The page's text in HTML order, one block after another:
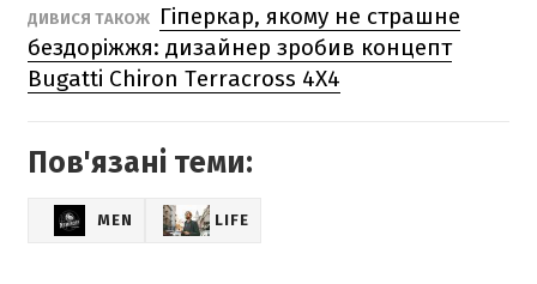
ДИВИСЯ ТАКОЖ
Гіперкар, якому не страшне
бездоріжжя: дизайнер зробив концепт
Bugatti Chiron Terracross 4X4
Пов'язані теми:
MEN LIFE